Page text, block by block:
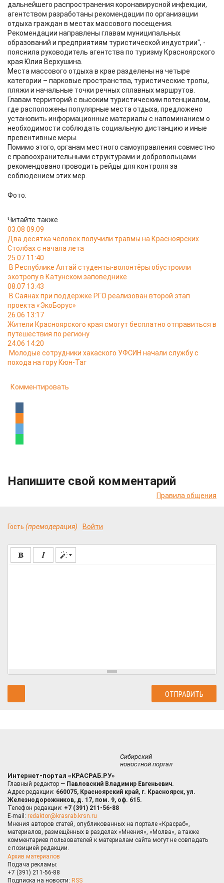
дальнейшего распространения коронавирусной инфекции,
агентством разработаны рекомендации по организации
отдыха граждан в местах массового посещения.
Рекомендации направлены главам муниципальных
образований и предприятиям туристической индустрии", -
пояснила руководитель агентства по туризму Красноярского
края Юлия Верхушина.
Места массового отдыха в крае разделены на четыре
категории – парковые пространства, туристические тропы,
пляжи и начальные точки речных сплавных маршрутов.
Главам территорий с высоким туристическим потенциалом,
где расположены популярные места отдыха, предложено
установить информационные материалы с напоминанием о
необходимости соблюдать социальную дистанцию и иные
превентивные меры.
Помимо этого, органам местного самоуправления совместно
с правоохранительными структурами и добровольцами
рекомендовано проводить рейды для контроля за
соблюдением этих мер.
Фото:
Читайте также
03.08 09:09
Два десятка человек получили травмы на Красноярских
Столбах с начала лета
25.07 11:40
В Республике Алтай студенты-волонтёры обустроили
экотропу в Катунском заповеднике
08.07 13:43
В Саянах при поддержке РГО реализован второй этап
проекта «ЭкоБорус»
26.06 13:17
Жители Красноярского края смогут бесплатно отправиться в
путешествия по региону
24.06 14:20
Молодые сотрудники хакаского УФСИН начали службу с
похода на гору Кюн-Таг
Комментировать
Напишите свой комментарий
Правила общения
Гость (премодерация) Войти
Сибирский
новостной портал
Интернет-портал «КРАСРАБ.РУ»
Главный редактор — Павловский Владимир Евгеньевич.
Адрес редакции: 660075, Красноярский край, г. Красноярск, ул.
Железнодорожников, д. 17, пом. 9, оф. 615.
Телефон редакции: +7 (391) 211-56-88
E-mail: redaktor@krasrab.krsn.ru
Мнения авторов статей, опубликованных на портале «Красраб»,
материалов, размещённых в разделах «Мнения», «Молва», а также
комментариев пользователей к материалам сайта могут не совпадать
с позицией редакции.
Архив материалов
Подача рекламы:
+7 (391) 211-56-88
Подписка на новости: RSS